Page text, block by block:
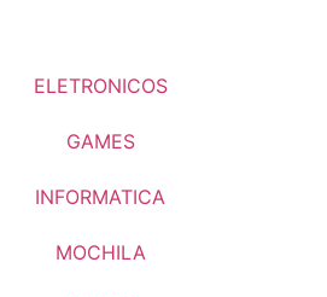
ELETRONICOS
GAMES
INFORMATICA
MOCHILA